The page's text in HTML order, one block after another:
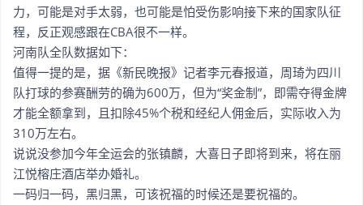
力，可能是对手太弱，也可能是怕受伤影响接下来的国家队征
程，反正观感跟在CBA很不一样。
河南队全队数据如下：
值得一提的是，据《新民晚报》记者李元春报道，周琦为四川
队打球的参赛酬劳的确为600万，但为“奖金制”，即需夺得金牌
才能全额拿到，且扣除45%个税和经纪人佣金后，实际收入为
310万左右。
说说没参加今年全运会的张镇麟，大喜日子即将到来，将在丽
江悦榕庄酒店举办婚礼。
一码归一码，黑归黑，可该祝福的时候还是要祝福的。